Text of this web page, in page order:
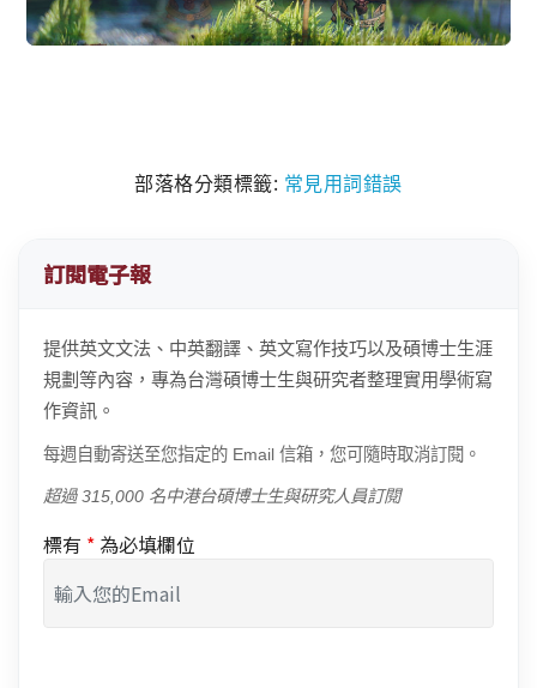
部落格分類標籤: 常見用詞錯誤
訂閱電子報
提供英文文法、中英翻譯、英文寫作技巧以及碩博士生涯
規劃等內容，專為台灣碩博士生與研究者整理實用學術寫
作資訊。
每週自動寄送至您指定的 Email 信箱，您可隨時取消訂閱。
超過 315,000 名中港台碩博士生與研究人員訂閱
標有 * 為必填欄位